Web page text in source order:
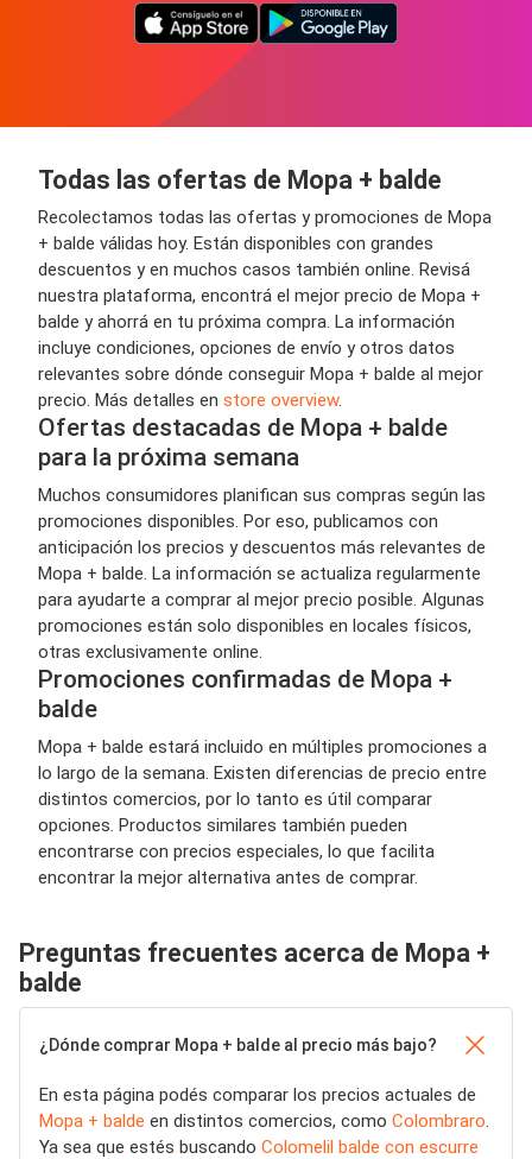
Todas las ofertas de Mopa + balde
Recolectamos todas las ofertas y promociones de Mopa
+ balde válidas hoy. Están disponibles con grandes
descuentos y en muchos casos también online. Revisá
nuestra plataforma, encontrá el mejor precio de Mopa +
balde y ahorrá en tu próxima compra. La información
incluye condiciones, opciones de envío y otros datos
relevantes sobre dónde conseguir Mopa + balde al mejor
precio. Más detalles en store overview.
Ofertas destacadas de Mopa + balde
para la próxima semana
Muchos consumidores planifican sus compras según las
promociones disponibles. Por eso, publicamos con
anticipación los precios y descuentos más relevantes de
Mopa + balde. La información se actualiza regularmente
para ayudarte a comprar al mejor precio posible. Algunas
promociones están solo disponibles en locales físicos,
otras exclusivamente online.
Promociones confirmadas de Mopa +
balde
Mopa + balde estará incluido en múltiples promociones a
lo largo de la semana. Existen diferencias de precio entre
distintos comercios, por lo tanto es útil comparar
opciones. Productos similares también pueden
encontrarse con precios especiales, lo que facilita
encontrar la mejor alternativa antes de comprar.
Preguntas frecuentes acerca de Mopa +
balde
¿Dónde comprar Mopa + balde al precio más bajo?
En esta página podés comparar los precios actuales de
Mopa + balde en distintos comercios, como Colombraro
Ya sea que estés buscando Colomelil balde con escurre